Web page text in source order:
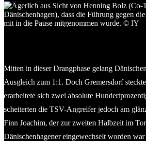
Mitten in dieser Drangphase gelang
Ausgleich zum 1:1. Doch Gremersdorf
erarbeitete sich zwei absolute
scheiterten die TSV-Angreifer jedoch am
Finn Joachim, der zur zweiten Halbzeit im
Dänischenhagener eingewechselt worden